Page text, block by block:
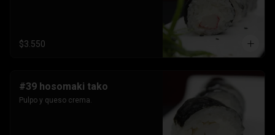
$3.550
#39 hosomaki tako
Pulpo y queso crema.